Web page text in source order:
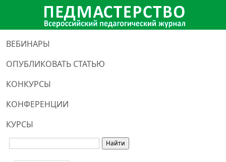
ВЕБИНАРЫ
ОПУБЛИКОВАТЬ СТАТЬЮ
КОНКУРСЫ
КОНФЕРЕНЦИИ
КУРСЫ